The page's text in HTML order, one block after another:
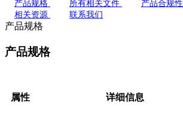
产品规格 所有相关文件 产品合规性
相关资源
联系我们
产品规格
产品规格
属性 详细信息